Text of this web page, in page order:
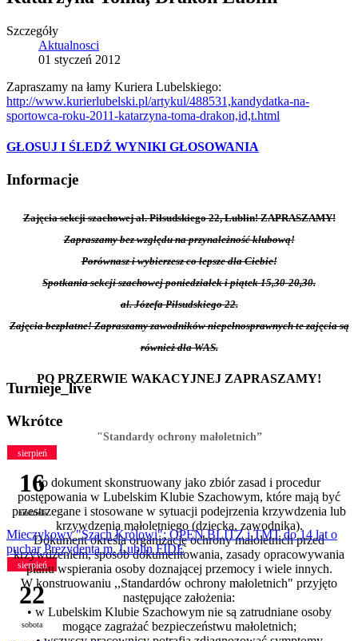
Szczegóły
Aktualnosci
01 styczeń 2012
Zapraszamy na łamy Kuriera Lubelskiego:
http://www.kurierlubelski.pl/artykul/488531,kandydatka-na-
sportowca-roku-2011-katarzyna-toma-drakon,id,t.html
GŁOSUJ I ŚLEDŹ WYNIKI GŁOSOWANIA
Informacje
Zajęcia sekcji szachowej al. Piłsudskiego 22, Lublin! ZAPRASZAMY!
Zapraszamy bez względu na przynależność klubową!
Porównasz i wybierzesz co lepsze dla Ciebie!
Spotkania sekcji szachowej poniedziałek i piątek 15,30-20,30.
al. Józefa Piłsudskiego 22.
Zajęcia bezpłatne! Zapraszamy zawodników niepełnosprawnych te zajęcia są
również dla WAS.
PO PRZERWIE WAKACYJNEJ ZAPRASZAMY!
"Standardy ochrony małoletnich”
to dokument skonstruowany jako zbiór zasad i procedur
postępowania w Lubelskim Klubie Szachowym, które mają być
przestrzegane i stosowane w sytuacji podejrzenia krzywdzenia lub
krzywdzenia małoletniego (dziecka, zawodnika).
Dokument określa organizację ochrony małoletnich przed
krzywdzeniem, sposób dokumentowania, zasady opracowywania
planu wspierania osoby doznającej przemocy i wiele innych.
W konstruowaniu ,,Standardów ochrony małoletnich" przyjęto
następujące założenia:
• w Lubelskim Klubie Szachowym nie są zatrudniane osoby
mogące zagrażać bezpieczeństwu małoletnich;
Turnieje_live
Wkrótce
sierpień
16
niedziela
Mieczykowy "Szach Królowi": OPEN BLITZ i TMT do 14 lat o
puchar Prezydenta m. Lublin FIDE
sierpień
22
sobota